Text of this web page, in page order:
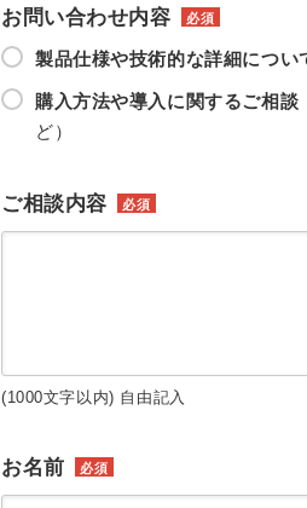
お問い合わせ内容 必須
製品仕様や技術的な詳細につい
購入方法や導入に関するご相談
ど）
ご相談内容 必須
(1000文字以内) 自由記入
お名前 必須